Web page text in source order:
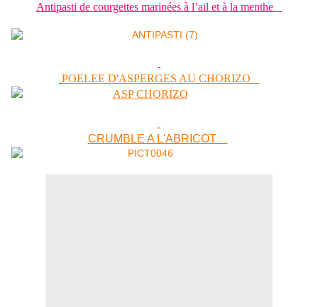
Antipasti de courgettes marinées à l’ail et à la menthe
POELEE D'ASPERGES AU CHORIZO
CRUMBLE A L'ABRICOT